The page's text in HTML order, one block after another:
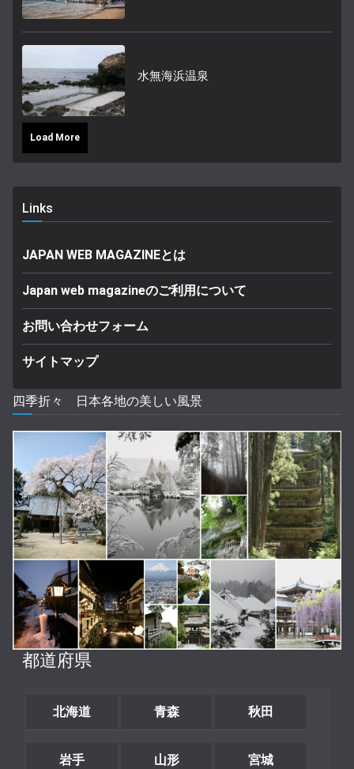
水無海浜温泉
Load More
Links
JAPAN WEB MAGAZINEとは
Japan web magazineのご利用について
お問い合わせフォーム
サイトマップ
四季折々 日本各地の美しい風景
都道府県
北海道 青森 秋田
岩手 山形 宮城